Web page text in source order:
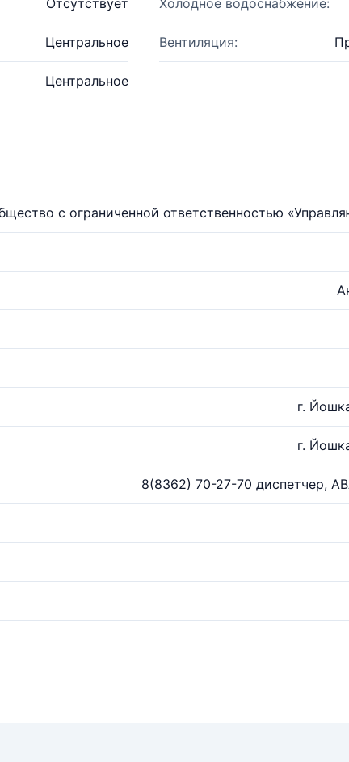
Отсутствует Холодное водоснабжение:
Центральное Вентиляция:
Центральное
с ограниченной ответственностью
г.
г.
8(8362) 70-27-70 диспетчер,